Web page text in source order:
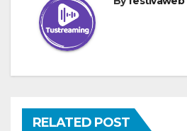
RELATED POST